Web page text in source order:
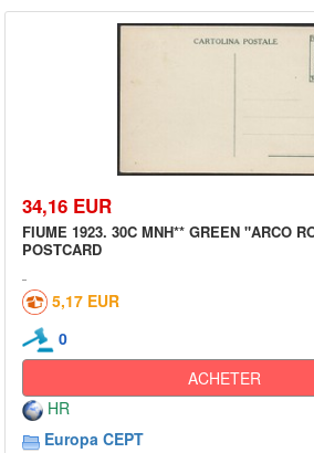
34,16 EUR
FIUME 1923. 30C MNH** GREEN "ARCO
POSTCARD
5,17 EUR
0
ACHETER
HR
Europa CEPT